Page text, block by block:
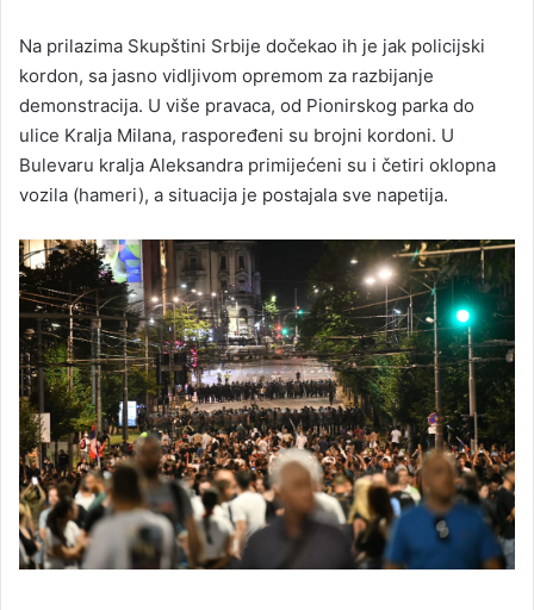
Na prilazima Skupštini Srbije dočekao ih je jak policijski
kordon, sa jasno vidljivom opremom za razbijanje
demonstracija. U više pravaca, od Pionirskog parka do
ulice Kralja Milana, raspoređeni su brojni kordoni. U
Bulevaru kralja Aleksandra primijećeni su i četiri oklopna
vozila (hameri), a situacija je postajala sve napetija.